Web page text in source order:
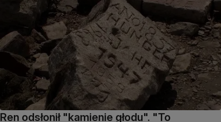
Ren odsłonił "kamienie głodu". "To